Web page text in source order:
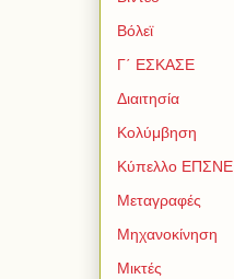
Βόλεϊ
Γ΄ ΕΣΚΑΣΕ
Διαιτησία
Κολύμβηση
Κύπελλο ΕΠΣΝΕ
Μεταγραφές
Μηχανοκίνηση
Μικτές